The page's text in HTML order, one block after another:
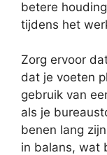
betere
tijdens het
Zorg ervoor
dat je voeten
gebruik van
als je
benen lang
in balans, wat